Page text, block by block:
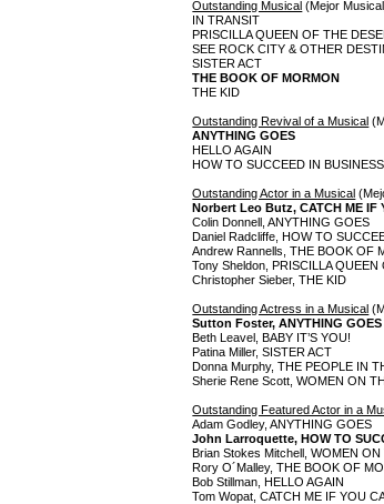
Outstanding Musical (Mejor
IN TRANSIT
PRISCILLA QUEEN OF THE
SEE ROCK CITY & OTHER
SISTER ACT
THE BOOK OF MORMON
THE KID
Outstanding Revival of a Musical
ANYTHING GOES
HELLO AGAIN
HOW TO SUCCEED IN
Outstanding Actor in a Musical
Norbert Leo Butz, CATCH ME IF
Colin Donnell, ANYTHING GOES
Daniel Radcliffe, HOW TO
Andrew Rannells, THE BOOK OF
Tony Sheldon, PRISCILLA QUEEN
Christopher Sieber, THE KID
Outstanding Actress in a Musical
Sutton Foster, ANYTHING GOES
Beth Leavel, BABY IT’S YOU!
Patina Miller, SISTER ACT
Donna Murphy, THE PEOPLE IN
Sherie Rene Scott, WOMEN ON
Outstanding Featured Actor in a
Adam Godley, ANYTHING GOES
John Larroquette, HOW TO
Brian Stokes Mitchell, WOMEN
Rory O´Malley, THE BOOK OF
Bob Stillman, HELLO AGAIN
Tom Wopat, CATCH ME IF YOU